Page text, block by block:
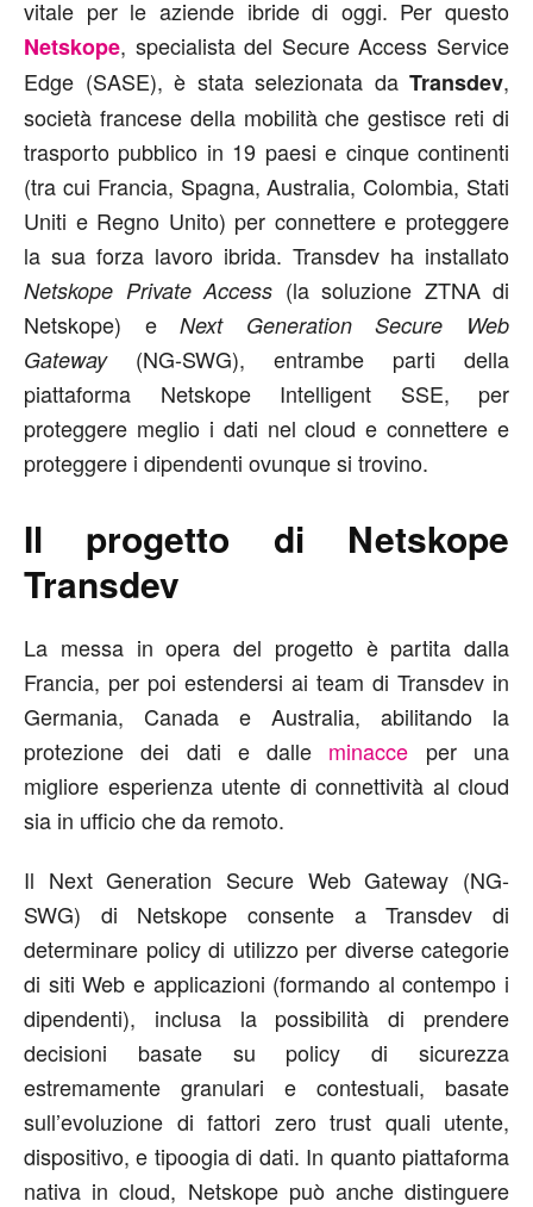
vitale per le aziende ibride di oggi. Per questo
Netskope, specialista del Secure Access Service
Edge (SASE), è stata selezionata da Transdev,
società francese della mobilità che gestisce reti di
trasporto pubblico in 19 paesi e cinque continenti
(tra cui Francia, Spagna, Australia, Colombia, Stati
Uniti e Regno Unito) per connettere e proteggere
la sua forza lavoro ibrida. Transdev ha installato
Netskope Private Access (la soluzione ZTNA di
Netskope) eNext Generation Secure Web
Gateway(NG-SWG), entrambe parti della
piattaforma Netskope Intelligent SSE, per
proteggere meglio i dati nel cloud e connettere e
proteggere i dipendenti ovunque si trovino.
Il progetto di Netskope
Transdev
La messa in opera del progetto è partita dalla
Francia, per poi estendersi ai team di Transdev in
Germania, Canada e Australia, abilitando la
protezione dei dati e dalle minacce per una
migliore esperienza utente di connettività al cloud
sia in ufficio che da remoto.
Il Next Generation Secure Web Gateway (NG-
SWG) di Netskope consente a Transdev di
determinare policy di utilizzo per diverse categorie
di siti Web e applicazioni (formando al contempo i
dipendenti), inclusa la possibilità di prendere
decisioni basate su policy di sicurezza
estremamente granulari e contestuali, basate
sull’evoluzione di fattori zero trust quali utente,
dispositivo, e tipoogia di dati. In quanto piattaforma
nativa in cloud, Netskope può anche distinguere